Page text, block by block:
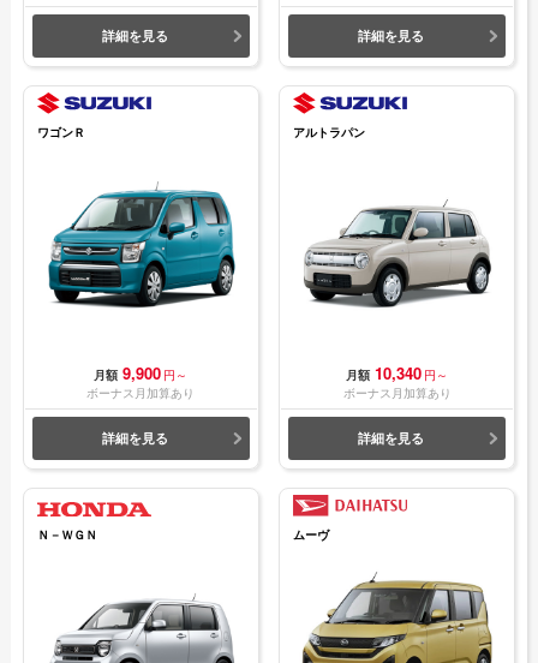
詳細を見る 詳細を見る
ワゴンＲ
月額 9,900 円～
ボーナス月加算あり
詳細を見る
アルトラパン
月額 10,340 円～
ボーナス月加算あり
詳細を見る
Ｎ－ＷＧＮ ムーヴ